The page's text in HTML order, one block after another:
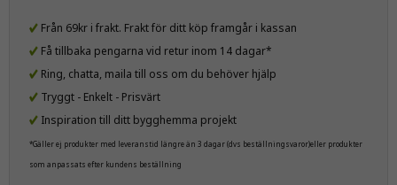
Från 69kr i frakt. Frakt för ditt köp framgår i kassan
Få tillbaka pengarna vid retur inom 14 dagar*
Ring, chatta, maila till oss om du behöver hjälp
Tryggt - Enkelt - Prisvärt
Inspiration till ditt bygghemma projekt
*Gäller ej produkter med leveranstid längre än 3 dagar (dvs beställningsvaror)eller produkter
som anpassats efter kundens beställning